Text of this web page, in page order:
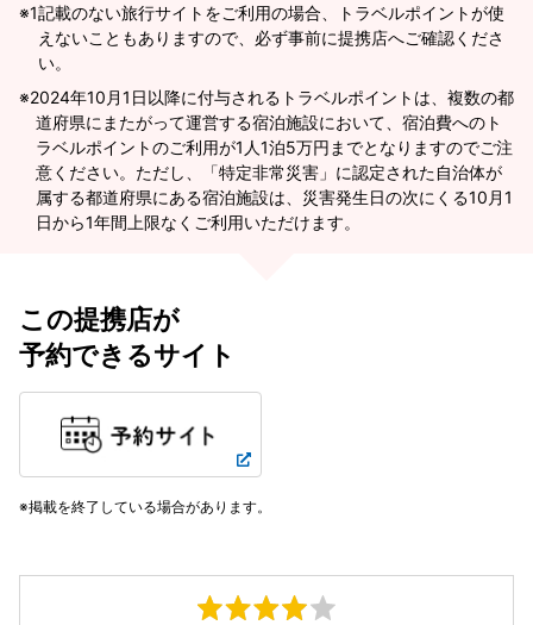
※1記載のない旅行サイトをご利用の場合、トラベルポイントが使
えないこともありますので、必ず事前に提携店へご確認くださ
い。
2024年10月1日以降に付与されるトラベルポイントは、複数の都
道府県にまたがって運営する宿泊施設において、宿泊費へのト
ラベルポイントのご利用が1人1泊5万円までとなりますのでご注
意ください。ただし、「特定非常災害」に認定された自治体が
属する都道府県にある宿泊施設は、災害発生日の次にくる10月1
日から1年間上限なくご利用いただけます。
この提携店が
予約できるサイト
掲載を終了している場合があります。